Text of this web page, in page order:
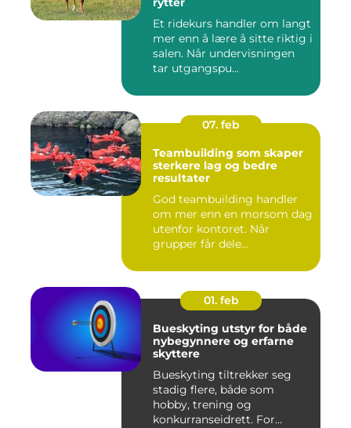
Et ridekurs handler om langt
mer enn å lære å sitte riktig i
salen. Når undervisningen
tar utgangspu...
07. feb
Teambuilding som skaper
sterkere lag og bedre
resultater
God teambuilding handler
om mer enn en morsom dag
utenfor kontoret. Når
grupper får dele
01. feb
Bueskyting utstyr for både
nybegynnere og erfarne
skyttere
Bueskyting tiltrekker seg
stadig flere, både som
hobby, trening og
konkurranseidrett. For